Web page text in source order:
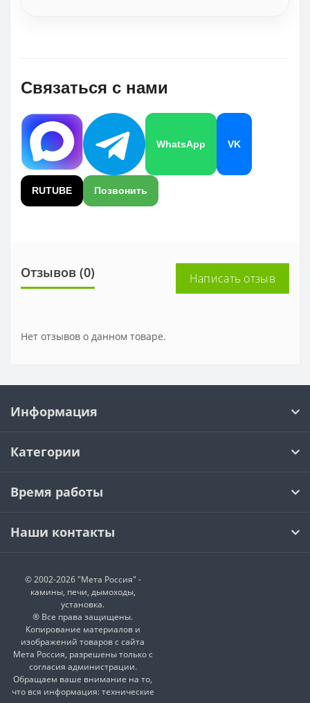
Связаться с нами
WhatsApp VK
RUTUBE Позвонить
Отзывов (0) Написать отзыв
Нет отзывов о данном товаре.
Информация
Категории
Время работы
Наши контакты
© 2002-2026 "Мета Россия" -
камины, печи, дымоходы,
установка.
® Все права защищены.
Копирование материалов и
изображений товаров с сайта
Мета Россия, разрешены только с
согласия администрации.
Обращаем ваше внимание на то,
что вся информация: технические